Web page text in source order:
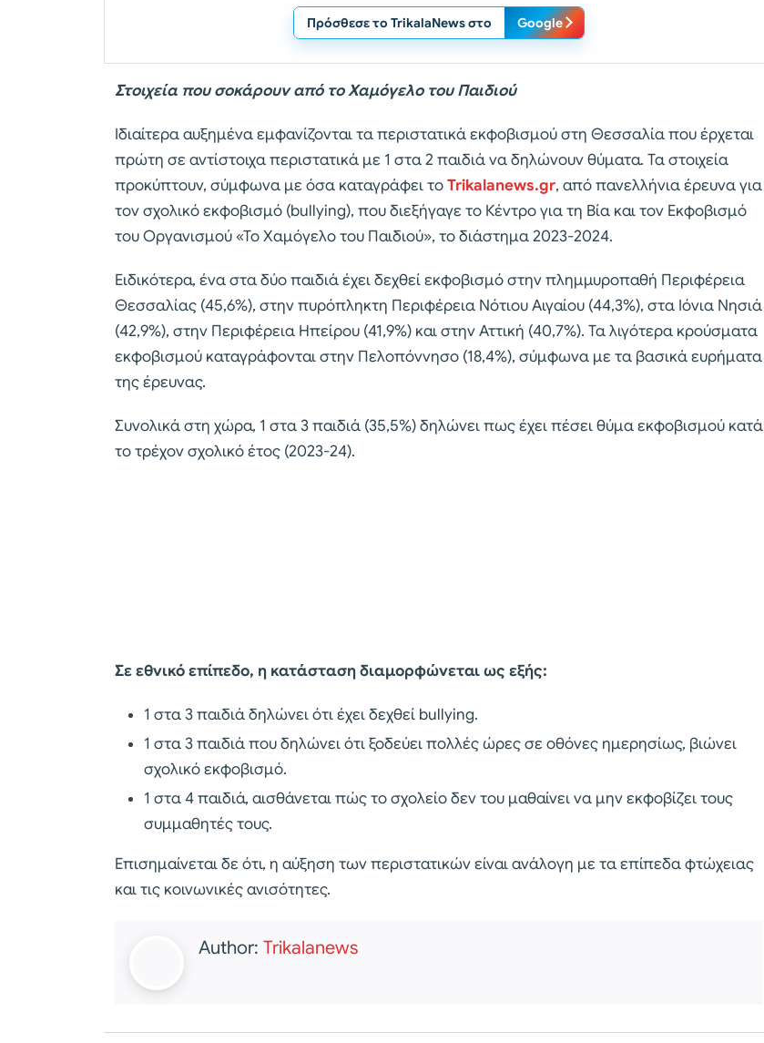
Πρόσθεσε το TrikalaNews στο Google
Στοιχεία που σοκάρουν από το Χαμόγελο του Παιδιού
Ιδιαίτερα αυξημένα εμφανίζονται τα περιστατικά εκφοβισμού στη Θεσσαλία που έρχεται
πρώτη σε αντίστοιχα περιστατικά με 1 στα 2 παιδιά να δηλώνουν θύματα. Τα στοιχεία
προκύπτουν, σύμφωνα με όσα καταγράφει τοTrikalanews.gr, από πανελλήνια έρευνα για
τον σχολικό εκφοβισμό (bullying), που διεξήγαγε το Κέντρο για τη Βία και τον Εκφοβισμό
του Οργανισμού «Το Χαμόγελο του Παιδιού», το διάστημα 2023-2024.
Ειδικότερα, ένα στα δύο παιδιά έχει δεχθεί εκφοβισμό στην πλημμυροπαθή Περιφέρεια
Θεσσαλίας (45,6%), στην πυρόπληκτη Περιφέρεια Νότιου Αιγαίου (44,3%), στα Ιόνια Νησιά
(42,9%), στην Περιφέρεια Ηπείρου (41,9%) και στην Αττική (40,7%). Τα λιγότερα κρούσματα
εκφοβισμού καταγράφονται στην Πελοπόννησο (18,4%), σύμφωνα με τα βασικά ευρήματα
της έρευνας.
Συνολικά στη χώρα, 1 στα 3 παιδιά (35,5%) δηλώνει πως έχει πέσει θύμα εκφοβισμού κατά
το τρέχον σχολικό έτος (2023-24).
Σε εθνικό επίπεδο, η κατάσταση διαμορφώνεται ως εξής:
1 στα 3 παιδιά δηλώνει ότι έχει δεχθεί bullying.
1 στα 3 παιδιά που δηλώνει ότι ξοδεύει πολλές ώρες σε οθόνες ημερησίως, βιώνει
σχολικό εκφοβισμό.
1 στα 4 παιδιά, αισθάνεται πώς το σχολείο δεν του μαθαίνει να μην εκφοβίζει τους
συμμαθητές τους.
Επισημαίνεται δε ότι, η αύξηση των περιστατικών είναι ανάλογη με τα επίπεδα φτώχειας
και τις κοινωνικές ανισότητες.
Author: Trikalanews